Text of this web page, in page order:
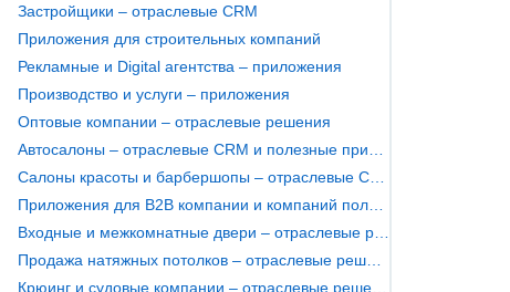
Застройщики – отраслевые CRM
Приложения для строительных компаний
Рекламные и Digital агентства – приложения
Производство и услуги – приложения
Оптовые компании – отраслевые решения